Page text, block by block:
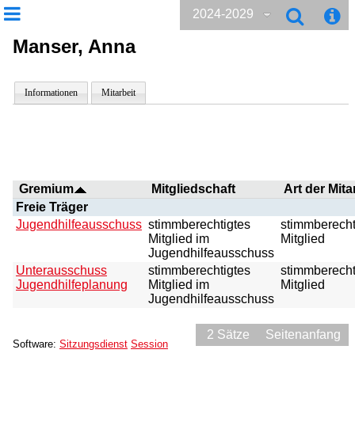
2024-2029
Manser, Anna
Informationen Mitarbeit
Gremium Mitgliedschaft
Art der
Freie Träger
Jugendhilfeausschuss stimmberechtigtes
Mitglied im
Jugendhilfeausschuss
Mitglied
Unterausschuss
Jugendhilfeplanung
stimmberechtigtes
Mitglied im
Jugendhilfeausschuss
Mitglied
2 Sätze Seitenanfang
Software: Sitzungsdienst Session